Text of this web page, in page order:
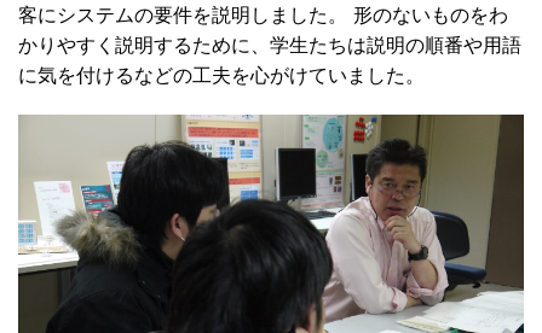
客にシステムの要件を説明しました。 形のないものをわ
かりやすく説明するために、学生たちは説明の順番や用語
に気を付けるなどの工夫を心がけていました。